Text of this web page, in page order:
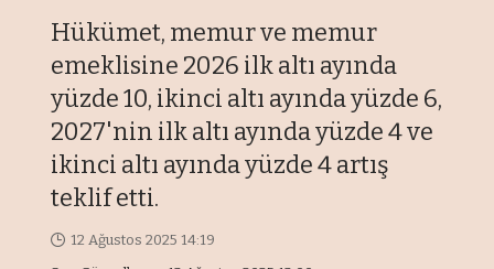
Hükümet, memur ve memur
emeklisine 2026 ilk altı ayında
yüzde 10, ikinci altı ayında yüzde 6,
2027'nin ilk altı ayında yüzde 4 ve
ikinci altı ayında yüzde 4 artış
teklif etti.
12 Ağustos 2025 14:19